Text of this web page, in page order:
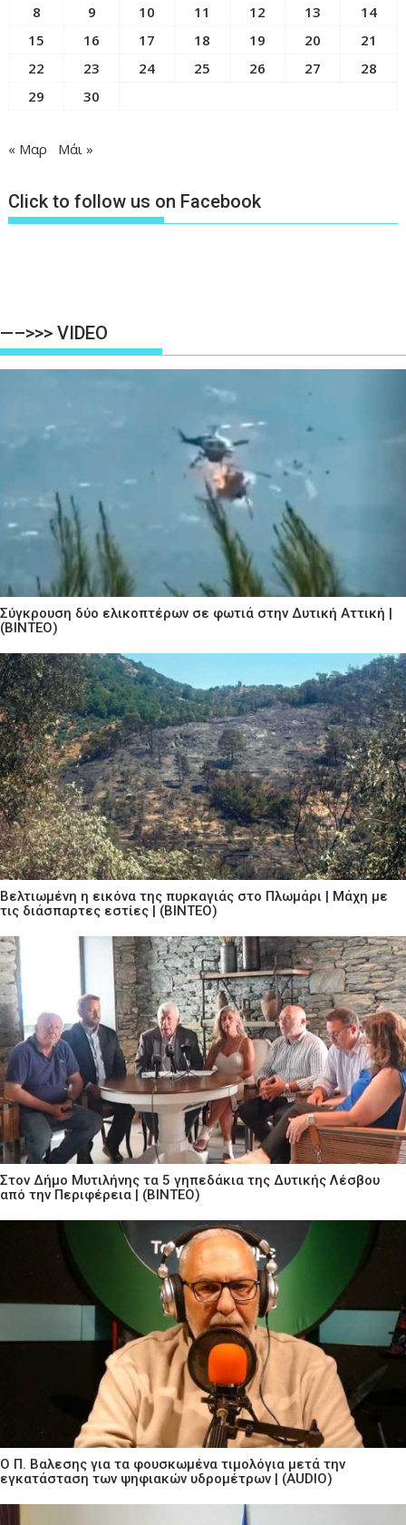
8
9 10 11 12 13
14
15
16 17 18 19 20
21
22
23 24 25 26 27
28
29
30
« Μαρ Μάι »
Click to follow us on Facebook
—–>>> VIDEO
Σύγκρουση δύο ελικοπτέρων σε φωτιά στην Δυτική Αττική |
(ΒΙΝΤΕΟ)
Βελτιωμένη η εικόνα της πυρκαγιάς στο Πλωμάρι | Μάχη με
τις διάσπαρτες εστίες | (ΒΙΝΤΕΟ)
Στον Δήμο Μυτιλήνης τα 5 γηπεδάκια της Δυτικής Λέσβου
από την Περιφέρεια | (ΒΙΝΤΕΟ)
Ο Π. Βαλεσης για τα φουσκωμένα τιμολόγια μετά την
εγκατάσταση των ψηφιακών υδρομέτρων | (AUDIO)